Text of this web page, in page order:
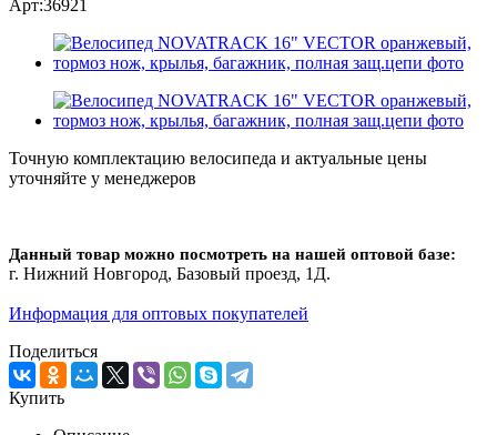
Арт:36921
Точную комплектацию велосипеда и актуальные цены
уточняйте у менеджеров
Данный товар можно посмотреть на нашей оптовой базе:
г. Нижний Новгород, Базовый проезд, 1Д.
Информация для оптовых покупателей
Поделиться
Купить